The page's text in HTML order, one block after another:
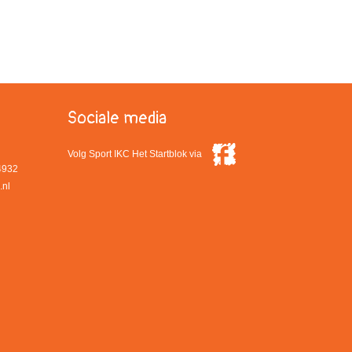
Sociale media
Volg Sport IKC Het Startblok via